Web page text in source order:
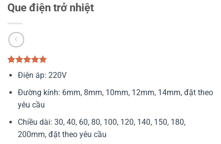
Que điện trở nhiệt
5.00trên 5
dựa trên
Điện áp: 220V
Đường kính: 6mm, 8mm, 10mm, 12mm, 14mm, đặt theo
yêu cầu
Chiều dài: 30, 40, 60, 80, 100, 120, 140, 150, 180,
200mm, đặt theo yêu cầu